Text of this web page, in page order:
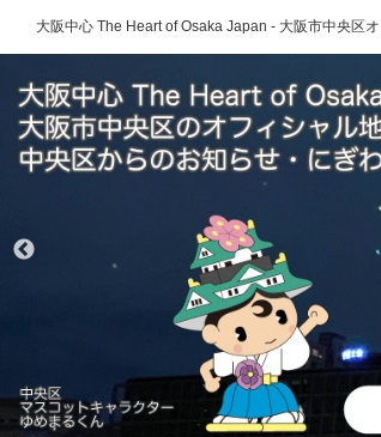
大阪中心 The Heart of Osaka Japan - 大阪市中央区